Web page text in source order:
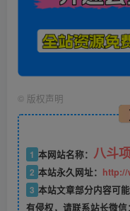
© 版权声明
1 本网站名称： 八斗
2 本站永久网址：
3 本站文章部分内容可
有侵权，请联系站长微信